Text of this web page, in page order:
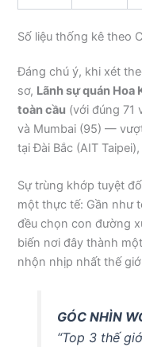
Số liệu thống kê theo
Đáng chú ý, khi xét
sơ, Lãnh sự quán Hoa
toàn cầu (với đúng 71
và Mumbai (95) —
tại Đài Bắc (AIT
Sự trùng khớp tuyệt
một thực tế: Gần như
đều chọn con đường
biến nơi đây thành
nhộn nhịp nhất thế
GÓC NHÌN
“Top 3 thế